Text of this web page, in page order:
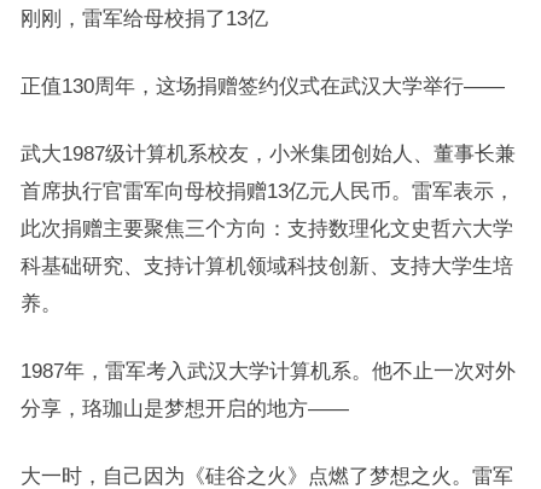
刚刚，雷军给母校捐了13亿
正值130周年，这场捐赠签约仪式在武汉大学举行——
武大1987级计算机系校友，小米集团创始人、董事长兼
首席执行官雷军向母校捐赠13亿元人民币。雷军表示，
此次捐赠主要聚焦三个方向：支持数理化文史哲六大学
科基础研究、支持计算机领域科技创新、支持大学生培
养。
1987年，雷军考入武汉大学计算机系。他不止一次对外
分享，珞珈山是梦想开启的地方——
大一时，自己因为《硅谷之火》点燃了梦想之火。雷军